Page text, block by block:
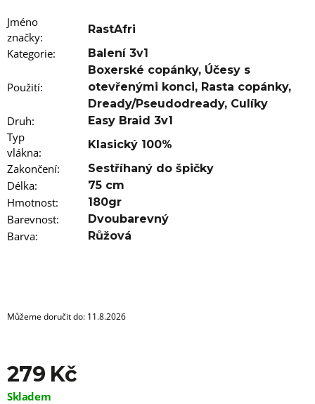
Jméno
značky:
RastAfri
Kategorie: Balení 3v1
Použití:
Boxerské copánky, Účesy s
otevřenými konci, Rasta copánky,
Dready/Pseudodready, Culíky
Druh: Easy Braid 3v1
Typ
vlákna:
Klasický 100%
Zakončení: Sestříhaný do špičky
Délka: 75 cm
Hmotnost: 180gr
Barevnost: Dvoubarevný
Barva: Růžová
Můžeme doručit do: 11.8.2026
279 Kč
Měrná
Skladem
e
m
e
100%
JUMBO
KANEKALON
SUPERBRAID
99
Kč
Původně:
149
Kč